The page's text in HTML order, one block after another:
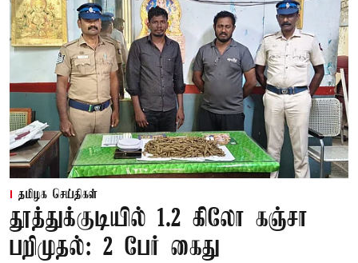
தமிழக செய்திகள்
தூத்துக்குடியில் 1.2 கிலோ கஞ்சா
பறிமுதல்: 2 பேர் கைது